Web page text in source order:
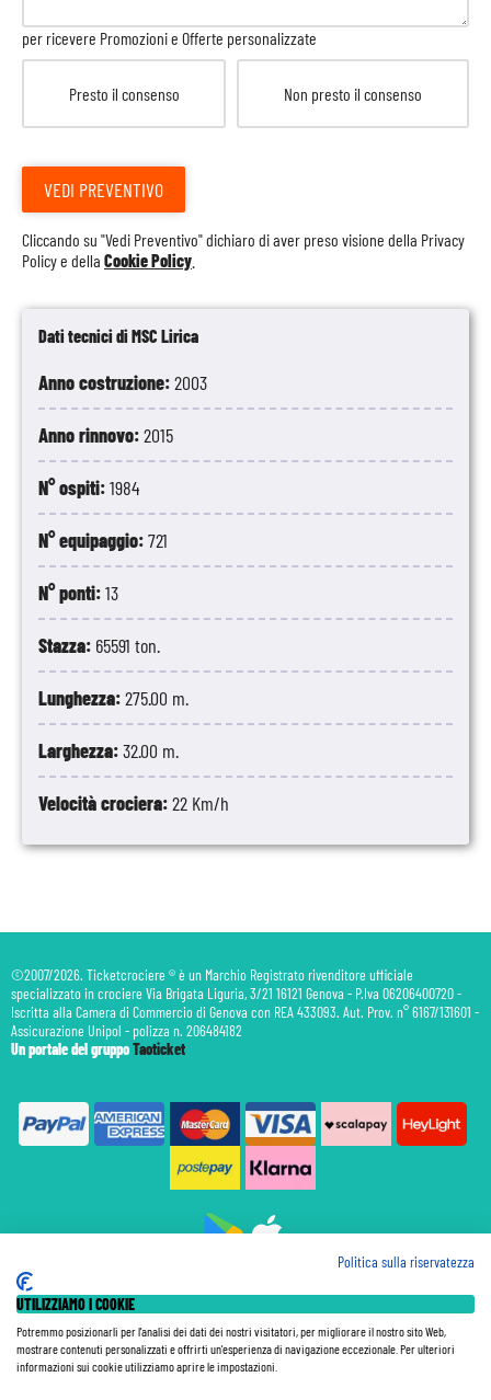
Dati tecnici di MSC Lirica
Anno costruzione:2003
Anno rinnovo:2015
N° ospiti:1984
N° equipaggio:721
N° ponti:13
Stazza: 65591 ton.
Lunghezza:275.00 m.
Larghezza:32.00 m.
Velocità crociera:22 Km/h
per ricevere Promozioni e Offerte personalizzate
Presto il consenso Non presto il consenso
VEDI PREVENTIVO
Cliccando su "Vedi Preventivo" dichiaro di aver preso visione della Privacy
Policye della Cookie Policy
©2007/2026. Ticketcrociere ® è un Marchio Registrato rivenditore ufficiale
specializzato in crociere Via Brigata Liguria, 3/21 16121 Genova - P.Iva 06206400720 -
Iscritta alla Camera di Commercio di Genova con REA 433093. Aut. Prov. n° 6167/131601 -
Assicurazione Unipol - polizza n. 206484182
Un portale del gruppoTaoticket
Assicurazione
Le Tariffe pubblicate si intendono per persona (p.p.) con Tasse e Diritti Portuali inclusi. Le quote di
Politica sulla riservatezza
UTILIZZIAMO I COOKIE
Potremmo posizionarli per l'analisi dei dati dei nostri visitatori, per migliorare il nostro sito Web,
mostrare contenuti personalizzati e offrirti un'esperienza di navigazione eccezionale. Per ulteriori
informazioni sui cookie utilizziamo aprire le impostazioni.